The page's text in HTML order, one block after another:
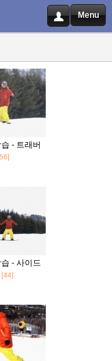
Menu
- 트래버
- 사이드
[44]